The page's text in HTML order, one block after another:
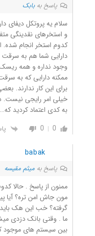
پاسخ بهبابک
سلام یه پروتکل دیفای
و استخرهای نقدینگی
کدوم استخر انجام شده.
دارایی شما هم به
وجود نداره و همه
ممکنه دارایی که به
برای این کار ندارند.
خیلی امر رایجی نیست.
به کدی اعتماد کردید که…
0
0
babak
پاسخ به میثم مقیسه
ممنون از پاسخ . حالا
مون جاش امن تره؟ آیا
گرفته؟ خب این هک
ما . وقتی بانک دزدی
بین سیستم های موجود